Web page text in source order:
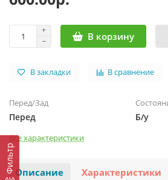
Фильтр
В корзину
В закладки В сравнение
Перед/Зад
Перед Б/у
Все характеристики
Описание Характеристики